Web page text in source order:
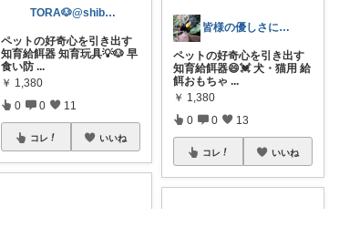
ペットの好奇心を引き出す
知育給餌器 知育玩具💡🐶 早
食い防
...
￥ 1,380
皆様の優しさに感謝です✨happyミルク
ペットの好奇心を引き出す
知育給餌器😄💓 犬・猫用 給
餌おもちゃ ...
￥ 1,380
0 0